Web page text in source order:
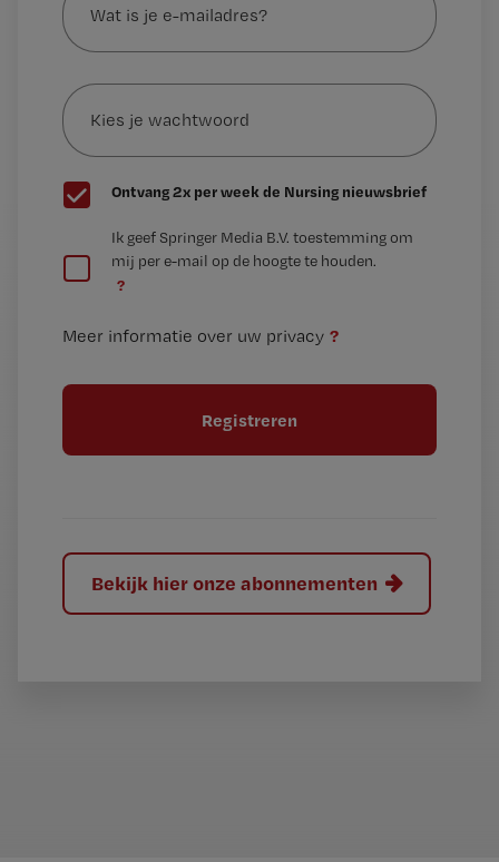
je
mailadres?
Kies
je
wachtwoord
G
e
t
Ontvang 2x per week de Nursing nieuwsbrief
e
t
t
l
Ik geef Springer Media B.V. toestemming om
mij per e-mail op de hoogte te houden.
?
Meer informatie over uw privacy ?
Bekijk hier onze abonnementen